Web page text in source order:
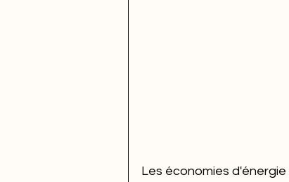
Les économies